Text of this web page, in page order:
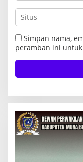
Simpan nama,
peramban ini